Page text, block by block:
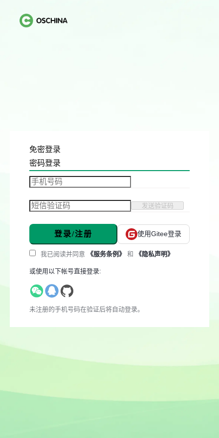
免密登录
密码登录
发送验证码
登录/注册 使用Gitee登录
我已阅读并同意 《服务条例》 和 《隐私声明》
或使用以下帐号直接登录:
未注册的手机号码在验证后将自动登录。